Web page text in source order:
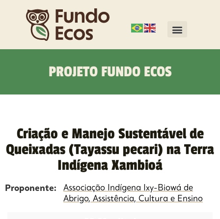
PROJETO FUNDO ECOS
Criação e Manejo Sustentável de
Queixadas (Tayassu pecari) na Terra
Indígena Xambioá
Proponente: Associação Indígena Ixy-Biowá de
Abrigo, Assistência, Cultura e Ensino